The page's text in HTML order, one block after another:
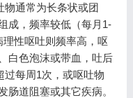
物通常为长条状或团
成，频率较低（每月1-
性呕吐则频率高，呕
白色泡沫或带血，吐后
过每周1次，或呕吐物
肠道阻塞或其它疾病。